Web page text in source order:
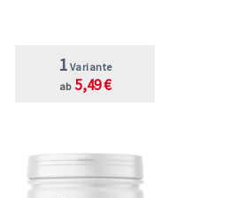
1 Variante
ab 5,49 €